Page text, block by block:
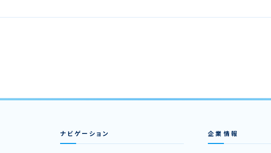
ナビゲーション 企業情報